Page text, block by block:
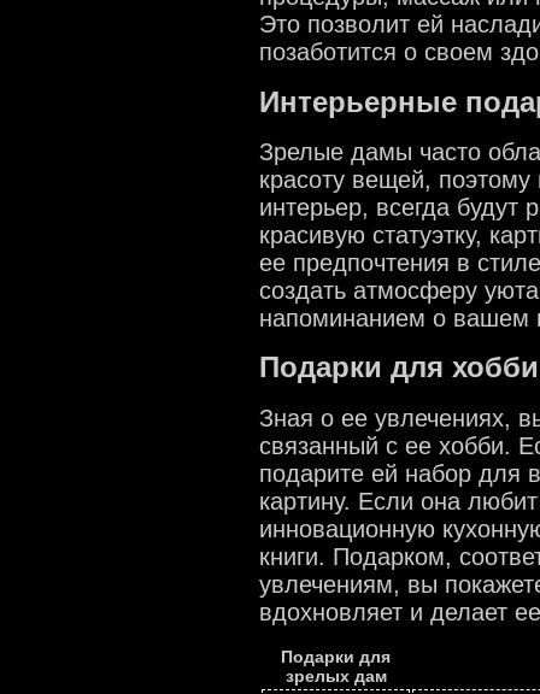
Это позволит ей
позаботится о своем
Интерьерные
Зрелые дамы часто
красоту вещей, поэтому
интерьер, всегда
красивую статуэтку,
ее предпочтения в
создать атмосферу
напоминанием о вашем
Подарки для хобби
Зная о ее увлечениях,
связанный с ее хобби.
подарите ей набор
картину. Если она
инновационную
книги. Подарком,
увлечениям, вы
вдохновляет и делает
Подарки для
зрелых дам